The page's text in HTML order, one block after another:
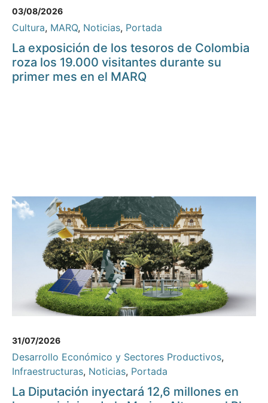
03/08/2026
Cultura, MARQ, Noticias, Portada
La exposición de los tesoros de Colombia
roza los 19.000 visitantes durante su
primer mes en el MARQ
31/07/2026
Desarrollo Económico y Sectores Productivos,
Infraestructuras, Noticias, Portada
La Diputación inyectará 12,6 millones en